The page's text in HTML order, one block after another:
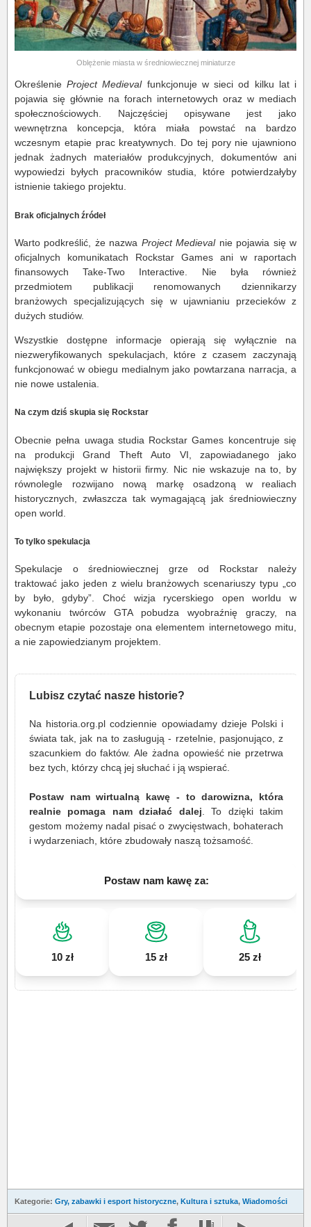
Oblężenie miasta w średniowiecznej miniaturze
OkreślenieProject Medievalfunkcjonuje w sieci od kilku lat i
pojawia się głównie na forach internetowych oraz w mediach
społecznościowych. Najczęściej opisywane jest jako
wewnętrzna koncepcja, która miała powstać na bardzo
wczesnym etapie prac kreatywnych. Do tej pory nie ujawniono
jednak żadnych materiałów produkcyjnych, dokumentów ani
wypowiedzi byłych pracowników studia, które potwierdzałyby
istnienie takiego projektu.
Brak oficjalnych źródeł
Warto podkreślić, że nazwa Project Medievalnie pojawia się w
oficjalnych komunikatach Rockstar Games ani w raportach
finansowych Take-Two Interactive. Nie była również
przedmiotem publikacji renomowanych dziennikarzy
branżowych specjalizujących się w ujawnianiu przecieków z
dużych studiów.
Wszystkie dostępne informacje opierają się wyłącznie na
niezweryfikowanych spekulacjach, które z czasem zaczynają
funkcjonować w obiegu medialnym jako powtarzana narracja, a
nie nowe ustalenia.
Na czym dziś skupia się Rockstar
Obecnie pełna uwaga studia Rockstar Games koncentruje się
na produkcji Grand Theft Auto VI, zapowiadanego jako
największy projekt w historii firmy. Nic nie wskazuje na to, by
równolegle rozwijano nową markę osadzoną w realiach
historycznych, zwłaszcza tak wymagającą jak średniowieczny
open world.
To tylko spekulacja
Spekulacje o średniowiecznej grze od Rockstar należy
traktować jako jeden z wielu branżowych scenariuszy typu „co
by było, gdyby”. Choć wizja rycerskiego open worldu w
wykonaniu twórców GTA pobudza wyobraźnię graczy, na
obecnym etapie pozostaje ona elementem internetowego mitu,
a nie zapowiedzianym projektem.
Lubisz czytać nasze historie?
Na historia.org.pl codziennie opowiadamy dzieje Polski i
świata tak, jak na to zasługują - rzetelnie, pasjonująco, z
szacunkiem do faktów. Ale żadna opowieść nie przetrwa
bez tych, którzy chcą jej słuchać i ją wspierać.
Postaw nam wirtualną kawę - to darowizna, która
realnie pomaga nam działać dalej. To dzięki takim
gestom możemy nadal pisać o zwycięstwach, bohaterach
i wydarzeniach, które zbudowały naszą tożsamość.
Postaw nam kawę za:
10 zł 15 zł 25 zł
Kategorie: Gry, zabawki i esport historyczne, Kultura i sztuka, Wiadomości